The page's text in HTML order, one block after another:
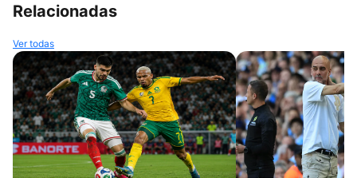
Relacionadas
Ver todas